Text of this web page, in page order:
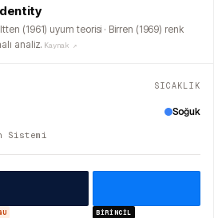
(1961) uyum teorisi · Birren (1969) renk
analiz. Kaynak ↗
Sistemi
SICAKLIK
Soğuk
BIRINCIL